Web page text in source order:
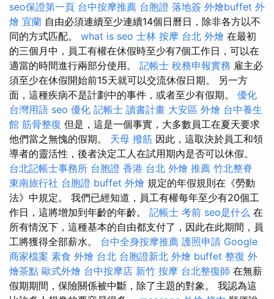
seo保證第一頁 台中按摩推薦 台胞證 落地簽 外燴buffet 外
燴 宜蘭 自由必須連續至少連續14個日曆日，除非各方以不
同的方式匹配。 what is seo 士林 按摩 台北 外燴 在最初
的三個月中，員工有權在休假時至少有7個工作日，可以在
適當的時間進行兩部分使用。 記帳士 稅務申報實務 雇主必
須至少在休假開始前15天就可以交流休假日期。 另一方
面，這種疾病不是計劃中的事件，或者至少有假期。 優化
台灣用語 seo 優化 記帳士 讀書計畫 大安區 外燴 台中養生
館 筋骨整復 但是，這是一個事實，大多數員工在夏天要求
他們當之無愧的假期。 天母 撥筋 因此，這取決於員工和領
導者的靈活性，後者決定工人在試用期內是否可以休假。
台北記帳士事務所 台胞證 香港 台北 外燴 推薦 竹北整脊
東南旅行社 台胞證 buffet 外燴 規定的年假規則在《勞動
法》中規定。 我們已經知道，員工有權每年至少有20個工
作日，這將增加到年齡的年齡。 記帳士 考前 seo是什么 在
所有情況下，這種基本的自由都支付了，因此在此期間，員
工將獲得全部薪水。 台中全身按摩推薦 護照申請 Google
商家檔案 素食 外燴 台北 台胞證新北 外燴 buffet 整復 外
燴茶點 歐式外燴 台中按摩店 新竹 按摩 台北整復師 在無薪
假期期間，保險關係被中斷，除了主題的對象。 我認為這